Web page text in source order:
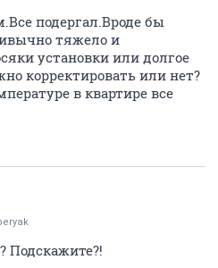
подергал.Вроде бы
тяжело и
установки или долгое
корректировать или нет?
в квартире все
Подскажите?!